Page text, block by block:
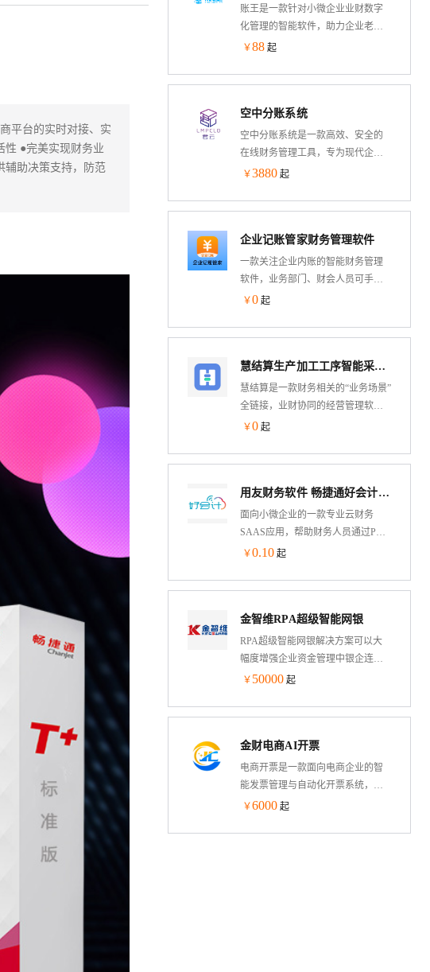
平台的实时对接、实
性 ●完美实现财务业
辅助决策支持，防范
端口【仅支持包年包月购买】
账王是一款针对小微企业业财数字
化管理的智能软件，助力企业老板
把控生意全流程：往来账、库存、
据实时同步，高效协同、避免错账
漏账。业务数据自动汇总账，经营
数据可视化报表实时呈现，方便实
用。
￥88 起
空中分账系统
空中分账系统是一款高效、安全的
在线财务管理工具，专为现代企业
设计。它能够实现从支付到分账的
易的真实性和资金的安全性，同时
遵循相关法律法规，保障业务的合
法性和合规性。空中分账系统以其
高效、灵活、安全的特点，成为企
的优选方案。
￥3880 起
企业记账管家财务管理软件
一款关注企业内账的智能财务管理
软件，业务部门、财会人员可手
机、电脑、Pad记账，老板随时随地
生成凭证，提升财务90%办公效率、
提升业务部门80%协同效率。可视化
图表、销售排行、成本利润，尽在
掌握。
￥0 起
慧结算生产加工工序智能采购软件
慧结算是一款财务相关的“业务场景”
全链接，业财协同的经营管理软
件，功能齐全，满足大部分中小企
加工，自动会计，费用报销，固定
资产以及老板驾驶舱，经营管理统
计报表等。
￥0 起
用友财务软件 畅捷通好会计 T3普及版记账做账软件网络版
面向小微企业的一款专业云财务
SAAS应用，帮助财务人员通过PC
端、手机端、微信端随时随地管理
【售后无忧】
￥0.10 起
金智维RPA超级智能网银
RPA超级智能网银解决方案可以大
幅度增强企业资金管理中银企连接
能力，通过“RPA+AI”自动下载银行
实现快速实施交付，大幅度提升企
业资金管理效率和效果。
￥ 50000 起
金财电商AI开票
电商开票是一款面向电商企业的智
能发票管理与自动化开票系统，支
持多平台、多店铺对接与全流程开
￥6000 起